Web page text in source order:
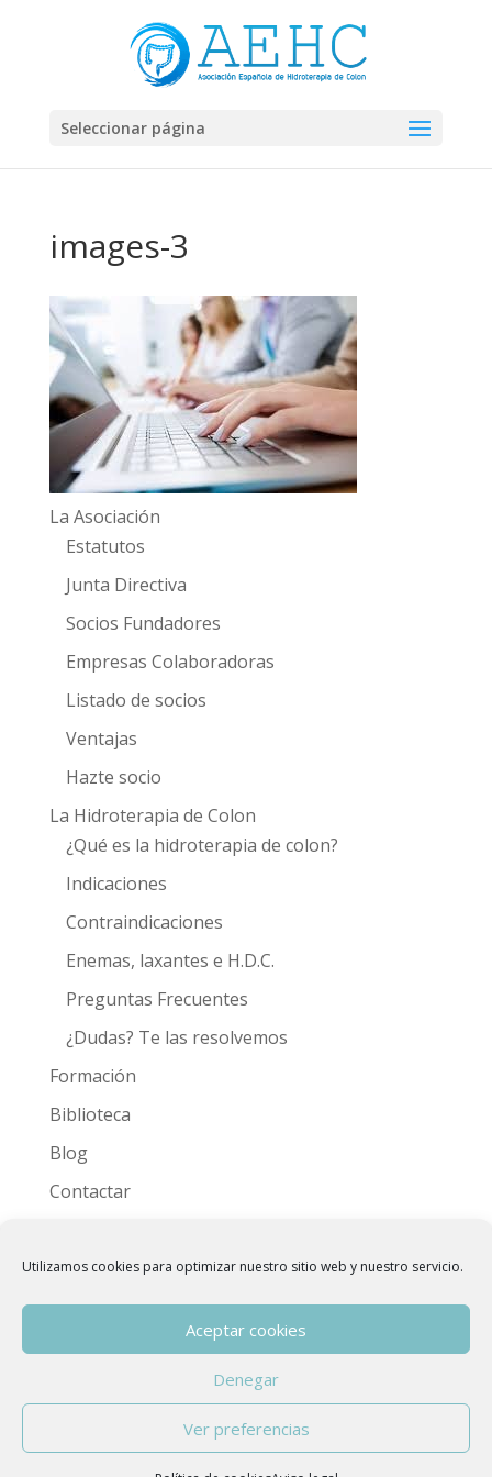
Utilizamos cookies para optimizar nuestro sitio web y nuestro servicio.
Aceptar cookies
Denegar
Ver preferencias
Seleccionar página
images-3
La Asociación
Estatutos
Junta Directiva
Socios Fundadores
Empresas Colaboradoras
Listado de socios
Ventajas
Hazte socio
La Hidroterapia de Colon
¿Qué es la hidroterapia de colon?
Indicaciones
Contraindicaciones
Enemas, laxantes e H.D.C.
Preguntas Frecuentes
¿Dudas? Te las resolvemos
Formación
Biblioteca
Blog
Contactar
Copyright © 2015 - 2026
de Hidroterapia de Colon| Developed by